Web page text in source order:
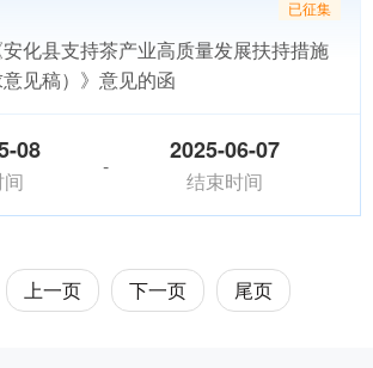
已征集
化县支持茶产业高质量发展扶持措施
见稿）》意见的函
08 - 2025-06-07
结束时间
上一页 下一页 尾页